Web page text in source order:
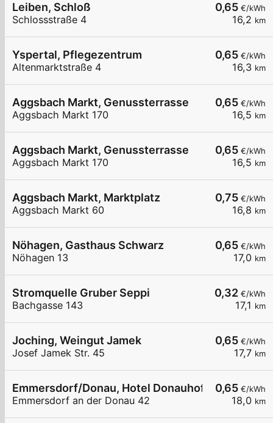
0,65 €/kWh
16,2 km
Leiben, Schloß
Schlossstraße 4
0,65 €/kWh
16,3 km
Yspertal, Pflegezentrum
Altenmarktstraße 4
0,65 €/kWh
16,5 km
Aggsbach Markt, Genussterrasse
Aggsbach Markt 170
0,65 €/kWh
16,5 km
Aggsbach Markt, Genussterrasse
Aggsbach Markt 170
0,75 €/kWh
16,8 km
Aggsbach Markt, Marktplatz
Aggsbach Markt 60
0,65 €/kWh
17,0 km
Nöhagen, Gasthaus Schwarz
Nöhagen 13
0,32 €/kWh
17,1 km
Stromquelle Gruber Seppi
Bachgasse 143
0,65 €/kWh
17,7 km
Joching, Weingut Jamek
Josef Jamek Str. 45
0,65 €/kWh
18,0 km
Emmersdorf/Donau, Hotel Donauhof
Emmersdorf an der Donau 42